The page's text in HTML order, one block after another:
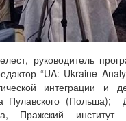
руководитель
“UA: Ukraine
интеграции и
Пулавского (Польша);
Пражский институт